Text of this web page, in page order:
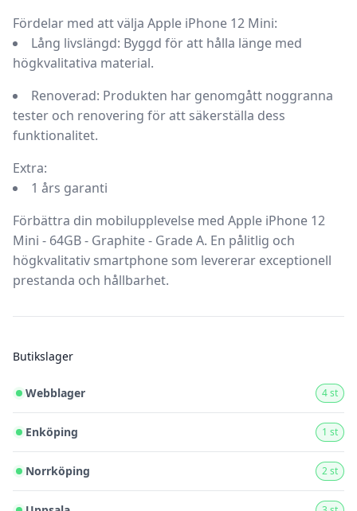
Fördelar med att välja Apple iPhone 12 Mini:
Lång livslängd: Byggd för att hålla länge med
högkvalitativa material.
Renoverad: Produkten har genomgått noggranna
tester och renovering för att säkerställa dess
funktionalitet.
Extra:
1 års garanti
Förbättra din mobilupplevelse med Apple iPhone 12
Mini - 64GB - Graphite - Grade A. En pålitlig och
högkvalitativ smartphone som levererar exceptionell
prestanda och hållbarhet.
Butikslager
Webblager 4 st
Enköping 1 st
Norrköping 2 st